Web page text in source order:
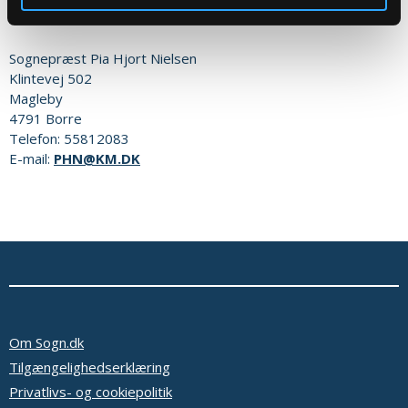
Eller til:
Sognepræst Pia Hjort Nielsen
Klintevej 502
Magleby
4791 Borre
Telefon: 55812083
E-mail: PHN@KM.DK
Om Sogn.dk
Tilgængelighedserklæring
Privatlivs- og cookiepolitik